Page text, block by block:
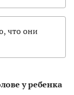
что они
у ребенка